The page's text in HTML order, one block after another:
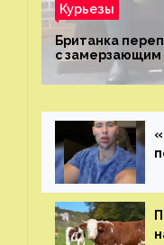
Курьезы
Британка
с замерзающим
о помощи